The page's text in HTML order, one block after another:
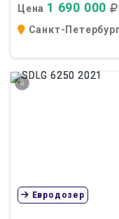
Цена 1 690 000
Санкт-Петербург
6
Евродозер